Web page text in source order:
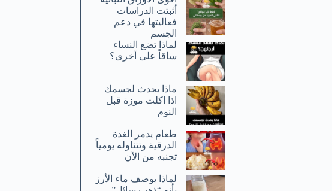
أثبتت الدراسات
فعاليتها في دعم
الجسم
لماذا تضع النساء
ساقاً على أخرى؟
ماذا يحدث لجسمك
اذا اكلت موزة قبل
النوم
طعام يدمر الغدة
الدرقية وتتناوله يومياً
تجنبه من الأن
لماذا يوصف ماء الأرز